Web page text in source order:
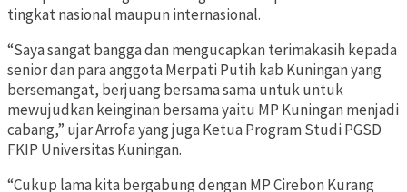
tingkat nasional maupun internasional.
“Saya sangat bangga dan mengucapkan terimakasih kepada
senior dan para anggota Merpati Putih kab Kuningan yang
bersemangat, berjuang bersama sama untuk untuk
mewujudkan keinginan bersama yaitu MP Kuningan menjadi
cabang,” ujar Arrofa yang juga Ketua Program Studi PGSD
FKIP Universitas Kuningan.
“Cukup lama kita bergabung dengan MP Cirebon Kurang